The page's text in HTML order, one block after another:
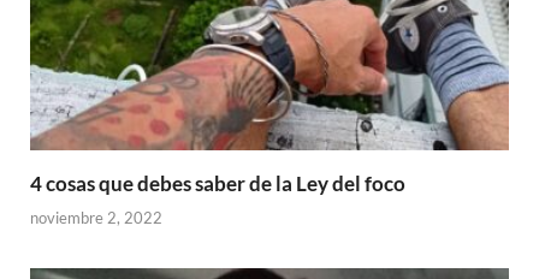
4 cosas que debes saber de la Ley del foco
noviembre 2, 2022